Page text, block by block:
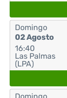
Domingo
02 Agosto
16:40
Las Palmas
(LPA)